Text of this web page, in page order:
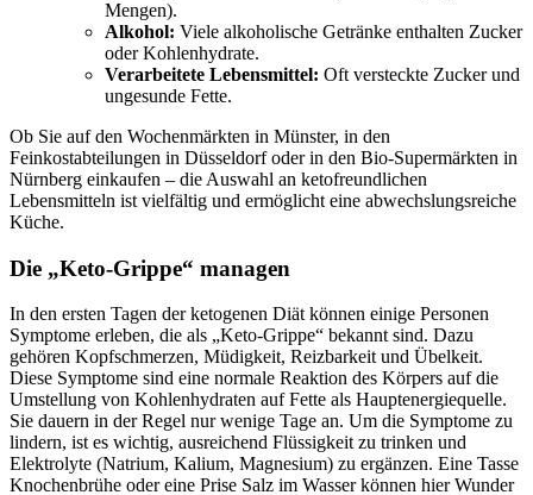
Mengen).
Alkohol: Viele alkoholische Getränke enthalten Zucker
oder Kohlenhydrate.
Verarbeitete Lebensmittel: Oft versteckte Zucker und
ungesunde Fette.
Ob Sie auf den Wochenmärkten in Münster, in den
Feinkostabteilungen in Düsseldorf oder in den Bio-Supermärkten in
Nürnberg einkaufen – die Auswahl an ketofreundlichen
Lebensmitteln ist vielfältig und ermöglicht eine abwechslungsreiche
Küche.
Die „Keto-Grippe“ managen
In den ersten Tagen der ketogenen Diät können einige Personen
Symptome erleben, die als „Keto-Grippe“ bekannt sind. Dazu
gehören Kopfschmerzen, Müdigkeit, Reizbarkeit und Übelkeit.
Diese Symptome sind eine normale Reaktion des Körpers auf die
Umstellung von Kohlenhydraten auf Fette als Hauptenergiequelle.
Sie dauern in der Regel nur wenige Tage an. Um die Symptome zu
lindern, ist es wichtig, ausreichend Flüssigkeit zu trinken und
Elektrolyte (Natrium, Kalium, Magnesium) zu ergänzen. Eine Tasse
Knochenbrühe oder eine Prise Salz im Wasser können hier Wunder